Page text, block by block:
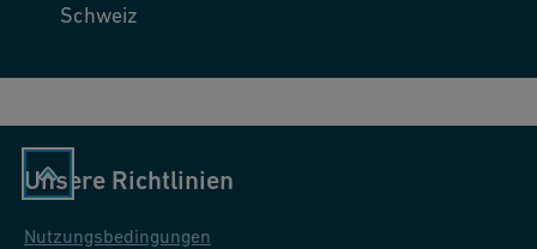
Schweiz
Unsere Richtlinien
Nutzungsbedingungen